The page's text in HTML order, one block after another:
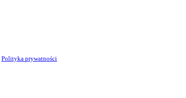
Polityka prywatności